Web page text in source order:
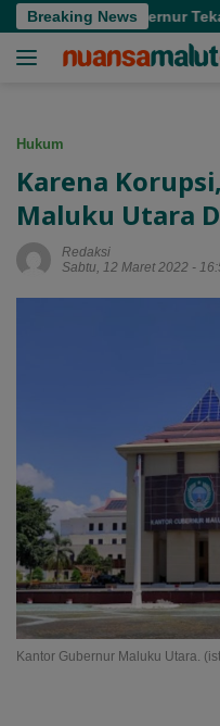
Langsung
ke
Breaking News
Gubernur Tekankan
Hukum
Karena
Maluku Utara
Redaksi
Sabtu, 12 Maret 2022 -
Kantor Gubernur Maluku Utara.